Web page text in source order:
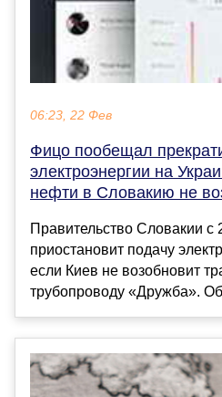
06:23, 22 Фев
Фицо пообещал
электроэнергии на
нефти в Словакию не
Правительство Словакии с
приостановит подачу
если Киев не возобновит
трубопроводу «Дружба».